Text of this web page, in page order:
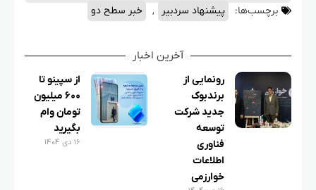
برچسب‌ها: پیشنهاد سردبیر , خبر سطح دو
آخرین اخبار
رونمایی از
برندبوک
جدید شرکت
توسعه
فناوری
اطلاعات
خوارزمی
از سپینو تا
۶۰۰ میلیون
تومان وام
بگیرید
۱۶ دی ۱۴۰۴